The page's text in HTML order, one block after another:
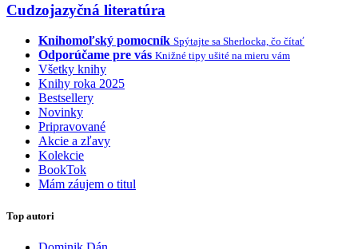
Cudzojazyčná literatúra
Knihomoľský pomocník Spýtajte sa Sherlocka, čo čítať
Odporúčame pre vás Knižné tipy ušité na mieru vám
Všetky knihy
Knihy roka 2025
Bestsellery
Novinky
Pripravované
Akcie a zľavy
Kolekcie
BookTok
Mám záujem o titul
Top autori